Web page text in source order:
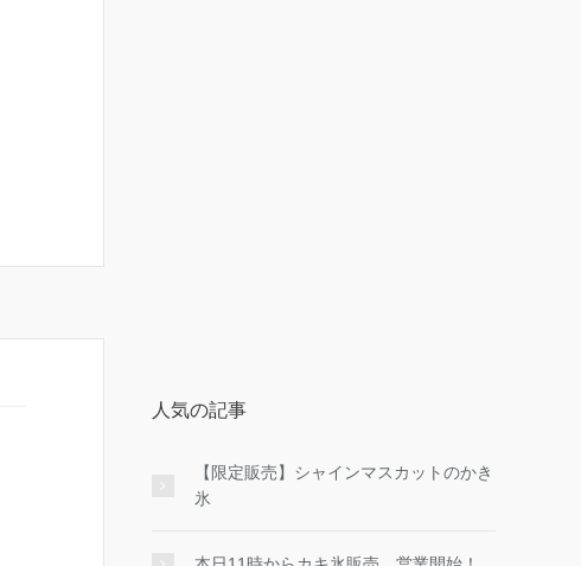
人気の記事
【限定販売】シャインマスカットのかき
氷